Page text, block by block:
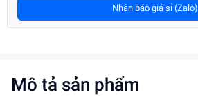
Nhận báo giá sỉ (Zalo)
Mô tả sản phẩm